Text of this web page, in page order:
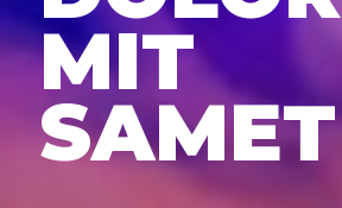
MIT
SAMET